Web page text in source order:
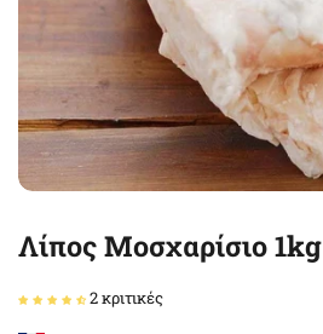
Λίπος Μοσχαρίσιο 1kg
2 κριτικές